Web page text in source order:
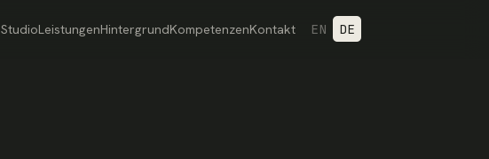
StudioLeistungenHintergrundKompetenzenKontakt EN DE